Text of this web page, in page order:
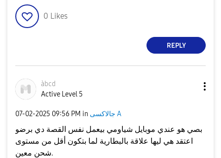
0 Likes
REPLY
àbcd
Active Level 5
‎07-02-2025 09:56 PM in جالاكسى A
بصي هو عندي موبايل شياومي بيعمل نفس القصة دي برضو
اعتقد هي ليها علاقة بالبطارية لما بتكون أقل من مستوى
شحن معين.